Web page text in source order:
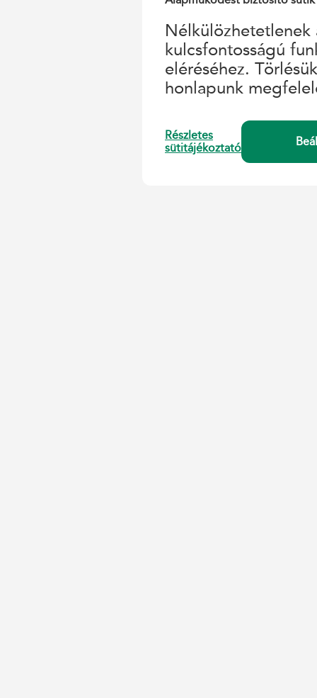
kulcsfontosságú
eléréséhez.
honlapunk
Részletes
sütitájékoztató